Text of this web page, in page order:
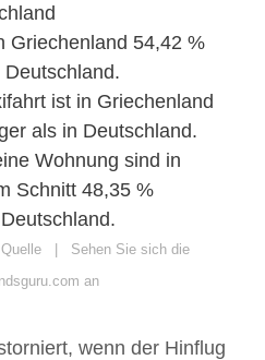
Griechenland 54,42 %
ist in Griechenland
als in Deutschland.
Wohnung sind in
Schnitt 48,35 %
| Sehen Sie sich die
an
wenn der Hinflug